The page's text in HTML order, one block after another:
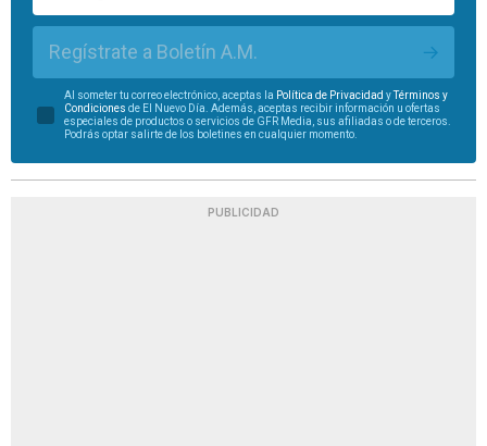
Regístrate a Boletín A.M.
Al someter tu correo electrónico, aceptas la Política de Privacidad yTérminos y
Condiciones de El Nuevo Día. Además, aceptas recibir información u ofertas
especiales de productos o servicios de GFR Media, sus afiliadas o de terceros.
Podrás optar salirte de los boletines en cualquier momento.
PUBLICIDAD